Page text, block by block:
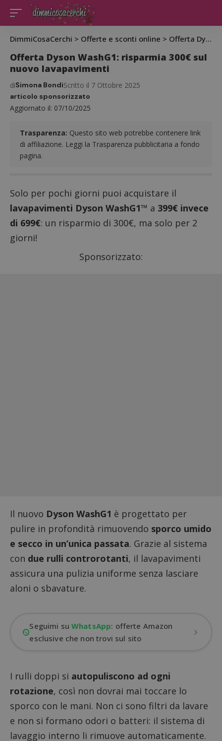
DimmiCosaCerchi > Offerte e sconti online > Offerta Dyson WashG1: risparmia 300€ sul nuovo lavapavimenti
Offerta Dyson WashG1: risparmia 300€ sul
nuovo lavapavimenti
Aggiornato il: 07/10/2025
diSimona BondiScritto il 7 Ottobre 2025
articolo sponsorizzato
Trasparenza: Questo sito web potrebbe contenere link
di affiliazione. Leggi la Trasparenza pubblicitaria a fondo
pagina.
Solo per pochi giorni puoi acquistare il
lavapavimenti Dyson WashG1™ a 399€ invece
di 699€: un risparmio di 300€, ma solo per 2
giorni!
Sponsorizzato:
Il nuovo Dyson WashG1 è progettato per
pulire in profondità rimuovendo sporco umido
e secco in un’unica passata. Grazie al sistema
con due rulli controrotanti, il lavapavimenti
assicura una pulizia uniforme senza lasciare
aloni o sbavature.
Seguimi suWhatsApp: offerte Amazon
esclusive che non trovi sul sito
I rulli doppi si autopuliscono ad ogni
rotazione, così non dovrai mai toccare lo
sporco con le mani. Non ci sono filtri da lavare
e non si formano odori o batteri: il sistema di
lavaggio interno li rimuove automaticamente.